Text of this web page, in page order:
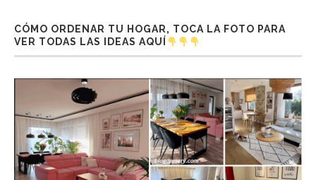
CÓMO ORDENAR TU HOGAR, TOCA LA FOTO PARA
VER TODAS LAS IDEAS AQUÍ